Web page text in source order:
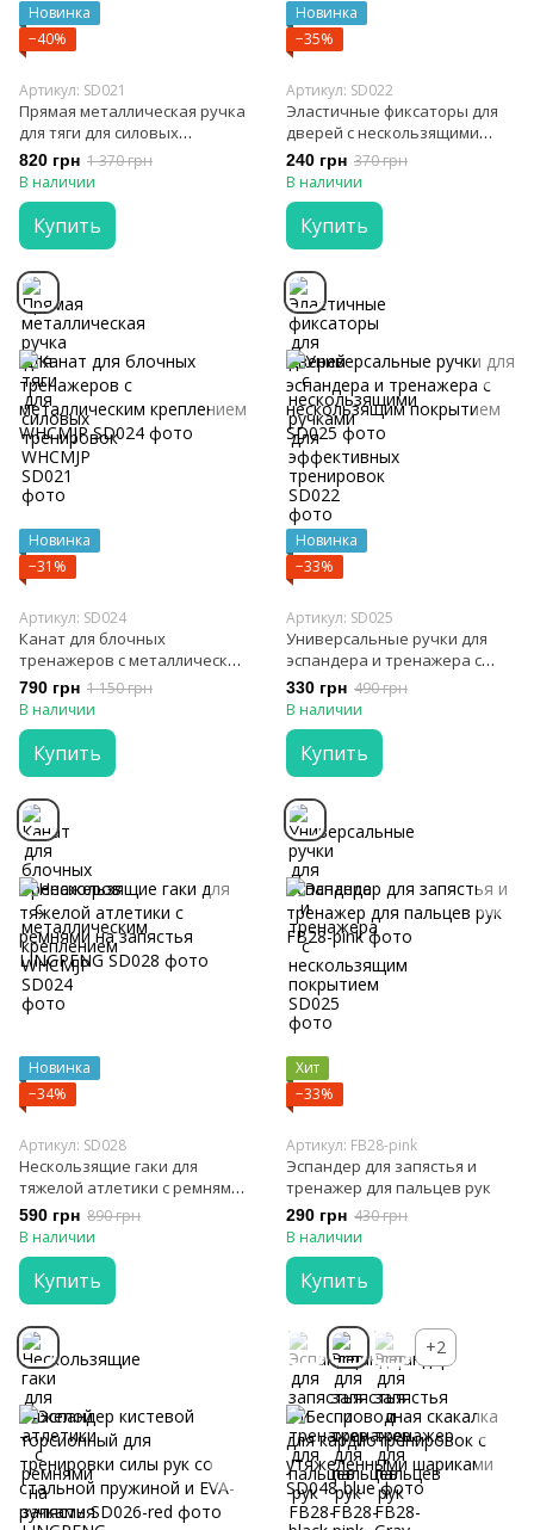
Новинка
−40%
Артикул: SD021
Прямая металлическая ручка
для тяги для силовых
тренировок WHCMJP
820 грн 1 370 грн
В наличии
Купить
Новинка
−35%
Артикул: SD022
Эластичные фиксаторы для
дверей с нескользящими
ручками для эффективных
тренировок
240 грн 370 грн
В наличии
Купить
Новинка
−31%
Артикул: SD024
Канат для блочных
тренажеров с металлическим
креплением WHCMJP
790 грн 1 150 грн
В наличии
Купить
Новинка
−33%
Артикул: SD025
Универсальные ручки для
эспандера и тренажера с
нескользящим покрытием
330 грн 490 грн
В наличии
Купить
Новинка
−34%
Артикул: SD028
Нескользящие гаки для
тяжелой атлетики с ремнями
на запястья LINGPENG
590 грн 890 грн
В наличии
Купить
Хит
−33%
Артикул: FB28-pink
Эспандер для запястья и
тренажер для пальцев рук
290 грн 430 грн
В наличии
Купить
+2